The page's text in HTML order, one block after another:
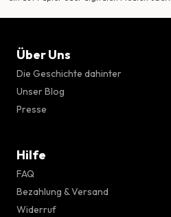
Über Uns
Die Geschichte dahinter
Unser Blog
Presse
Hilfe
FAQ
Bezahlung & Versand
Widerruf